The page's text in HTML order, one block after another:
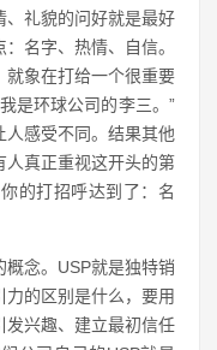
、礼貌的问好就是最好
名字、热情、自信。
就象在打给一个很重要
是环球公司的李三。”
人感受不同。结果其他
人真正重视这开头的第
的打招呼达到了：名
念。USP就是独特销
的区别是什么，要用
发兴趣、建立最初信任